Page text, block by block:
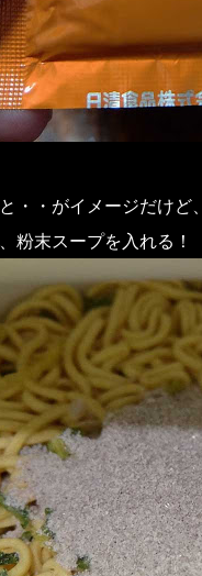
・・がイメージだけど
粉末スープを入れる！